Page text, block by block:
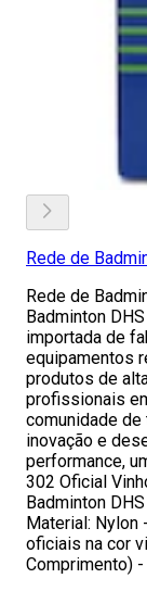
Rede de
Rede de
Badminton
importada de
equipamentos
produtos de
profissionais
comunidade
inovação e
performance,
302 Oficial
Badminton
Material: Nylon
oficiais na cor
Comprimento)